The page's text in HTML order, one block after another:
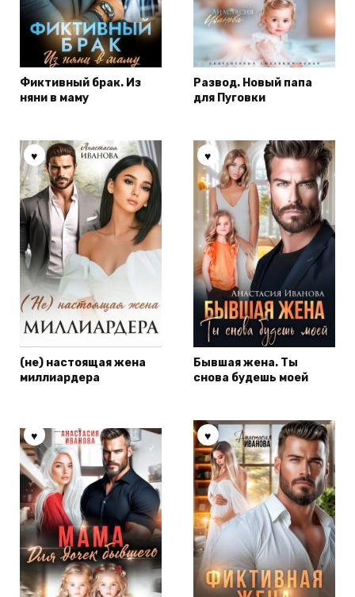
Фиктивный брак. Из
няни в маму
Развод. Новый папа
для Пуговки
(не) настоящая жена
миллиардера
Бывшая жена. Ты
снова будешь моей